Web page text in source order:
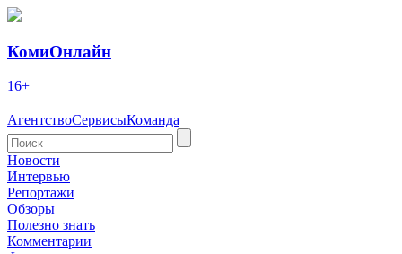
КомиОнлайн
16+
АгентствоСервисыКоманда
Новости
Интервью
Репортажи
Обзоры
Полезно знать
Комментарии